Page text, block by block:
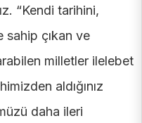
“Kendi tarihini,
sahip çıkan ve
milletler ilelebet
aldığınız
daha ileri